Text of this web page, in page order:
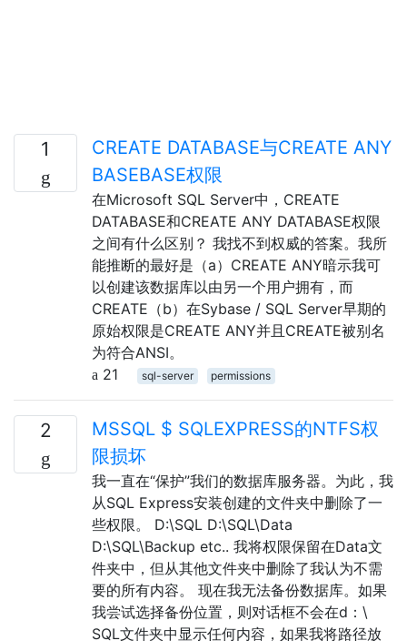
1
CREATE DATABASE与CREATE ANY
BASEBASE权限
在Microsoft SQL Server中，CREATE
DATABASE和CREATE ANY DATABASE权限
之间有什么区别？ 我找不到权威的答案。我所
能推断的最好是（a）CREATE ANY暗示我可
以创建该数据库以由另一个用户拥有，而
CREATE（b）在Sybase / SQL Server早期的
原始权限是CREATE ANY并且CREATE被别名
为符合ANSI。
21
sql-server permissions
2
MSSQL $ SQLEXPRESS的NTFS权
限损坏
我一直在“保护”我们的数据库服务器。为此，我
从SQL Express安装创建的文件夹中删除了一
些权限。 D:\SQL D:\SQL\Data
D:\SQL\Backup etc.. 我将权限保留在Data文
件夹中，但从其他文件夹中删除了我认为不需
要的所有内容。 现在我无法备份数据库。如果
我尝试选择备份位置，则对话框不会在d：\
SQL文件夹中显示任何内容，如果我将路径放